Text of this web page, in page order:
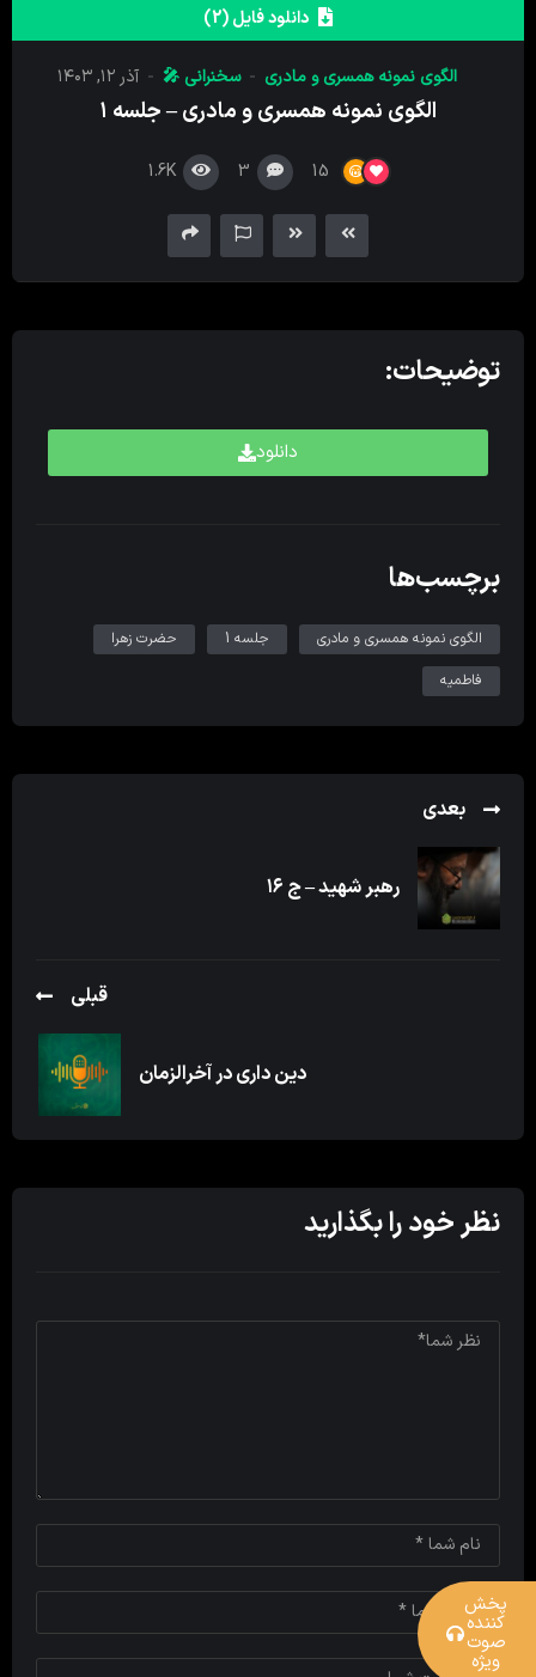
صدا
دانلود فایل (2)
الگوی نمونه همسری و مادری سخنرانی 🎤 آذر ۱۲, ۱۴۰۳
الگوی نمونه همسری و مادری – جلسه ۱
15
3
1.6K
توضیحات:
دانلود
برچسب‌ها
الگوی نمونه همسری و مادری جلسه 1
حضرت زهرا
فاطمیه
بعدی
رهبر شهید – ج ۱۶
قبلی
دین داری در آخرالزمان
نظر خود را بگذارید
پخش
کننده
صوت
ویژه